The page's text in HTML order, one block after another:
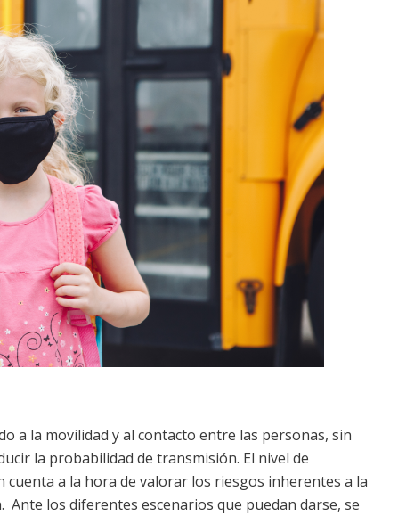
a la movilidad y al contacto entre las personas, sin
la probabilidad de transmisión. El nivel de
a la hora de valorar los riesgos inherentes a la
Ante los diferentes escenarios que puedan darse, se